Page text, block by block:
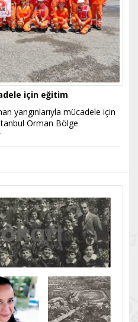
için eğitim
yangınlarıyla mücadele için
Orman Bölge